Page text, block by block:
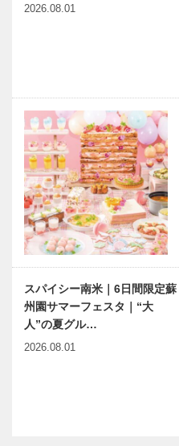
2026.08.01
スパイシー南米｜6日間限定蘇
州園サマーフェスタ｜“大
人”の夏グル…
2026.08.01